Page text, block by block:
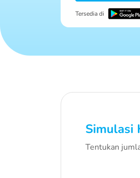
Tersedia di
Simulasi
Tentukan